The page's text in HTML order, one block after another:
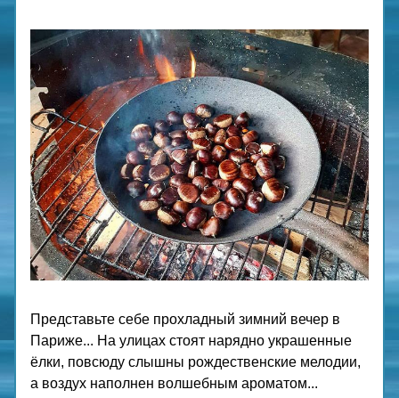
Представьте себе прохладный зимний вечер в
Париже... На улицах стоят нарядно украшенные
ёлки, повсюду слышны рождественские мелодии,
а воздух наполнен волшебным ароматом...